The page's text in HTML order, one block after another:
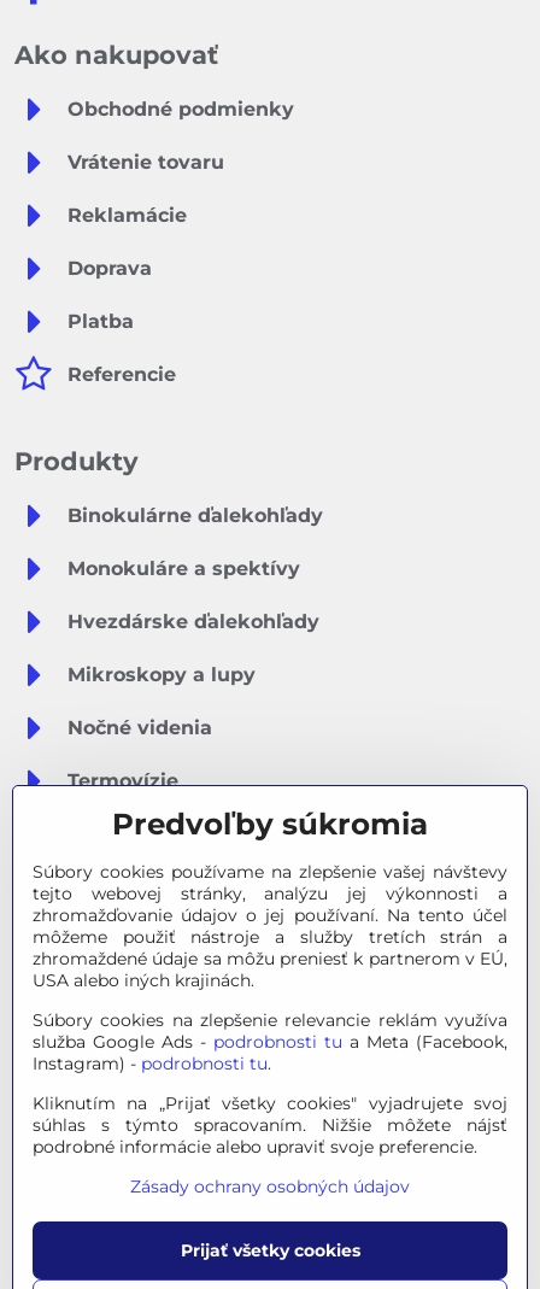
Ako nakupovať
Obchodné podmienky
Vrátenie tovaru
Reklamácie
Doprava
Platba
Referencie
Produkty
Binokulárne ďalekohľady
Monokuláre a spektívy
Hvezdárske ďalekohľady
Mikroskopy a lupy
Nočné videnia
Termovízie
Meteostanice
Značky
Výpredaj
Tipy na darčeky
Poradňa - Ako si vybrať
© 2026 OPTINO s.r.o., všetky práva vyhradené. Všetky logá a
vlastníka.
Mapa stránok|Právne informácie|Ochrana osobných
údajov|Nastavenie súkromia
Predvoľby súkromia
Súbory cookies používame na zlepšenie vašej návštevy
tejto webovej stránky, analýzu jej výkonnosti a
zhromažďovanie údajov o jej používaní. Na tento účel
môžeme použiť nástroje a služby tretích strán a
zhromaždené údaje sa môžu preniesť k partnerom v EÚ,
USA alebo iných krajinách.
Súbory cookies na zlepšenie relevancie reklám využíva
služba Google Ads - podrobnosti tu a Meta (Facebook,
Instagram) - podrobnosti tu.
Kliknutím na „Prijať všetky cookies" vyjadrujete svoj
súhlas s týmto spracovaním. Nižšie môžete nájsť
podrobné informácie alebo upraviť svoje preferencie.
Zásady ochrany osobných údajov
Prijať všetky cookies